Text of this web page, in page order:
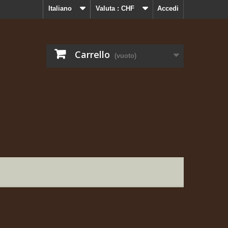
Accedi
Valuta : CHF
Italiano
Carrello (vuoto)